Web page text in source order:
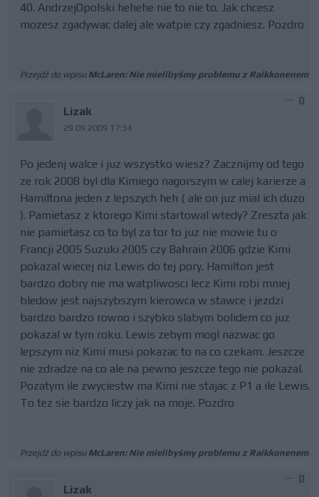
40. AndrzejOpolski hehehe nie to nie to. Jak chcesz
mozesz zgadywac dalej ale watpie czy zgadniesz. Pozdro
Przejdź do wpisu McLaren: Nie mielibyśmy problemu z Raikkonenem
Lizak
29.09.2009 17:34
0
Po jedenj walce i juz wszystko wiesz? Zacznijmy od tego
ze rok 2008 byl dla Kimiego nagorszym w calej karierze a
Hamiltona jeden z lepszych heh ( ale on juz mial ich duzo
). Pamietasz z ktorego Kimi startowal wtedy? Zreszta jak
nie pamietasz co to byl za tor to juz nie mowie tu o
Francji 2005 Suzuki 2005 czy Bahrain 2006 gdzie Kimi
pokazal wiecej niz Lewis do tej pory. Hamilton jest
bardzo dobry nie ma watpliwosci lecz Kimi robi mniej
bledow jest najszybszym kierowca w stawce i jezdzi
bardzo bardzo rowno i szybko slabym bolidem co juz
pokazal w tym roku. Lewis zebym mogl nazwac go
lepszym niz Kimi musi pokazac to na co czekam. Jeszcze
nie zdradze na co ale na pewno jeszcze tego nie pokazal.
Pozatym ile zwyciestw ma Kimi nie stajac z P1 a ile Lewis.
To tez sie bardzo liczy jak na moje. Pozdro
Przejdź do wpisu McLaren: Nie mielibyśmy problemu z Raikkonenem
Lizak
0